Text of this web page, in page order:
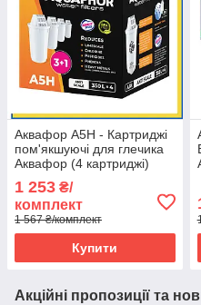
Аквафор А5Н - Картриджі
пом'якшуючі для глечика
Аквафор (4 картриджі)
1 253 ₴/
комплект
1 567 ₴/комплект
Купити
Акційні пропозиції та